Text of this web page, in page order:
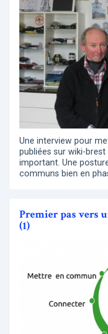
Une interview pour
publiées sur wiki-
important. Une
communs bien en
Premier pas vers
(1)